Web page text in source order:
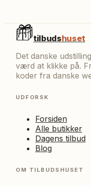
tilbudshuset
Det danske
værd at klikke på.
koder fra danske
UDFORSK
Forsiden
Alle butikker
Dagens tilbud
Blog
OM TILBUDSHUSET